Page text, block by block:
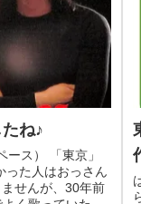
ね♪
ース） 「東京」
った人はおっさん
せんが、30年前